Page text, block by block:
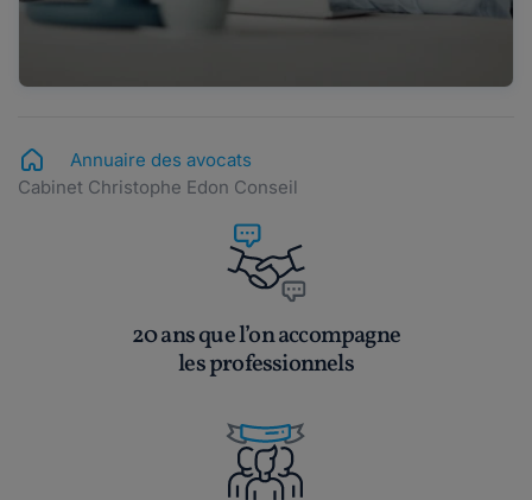
Annuaire des avocats
Cabinet Christophe Edon Conseil
20 ans que l’on accompagne
les professionnels